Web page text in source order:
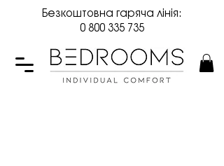
Безкоштовна гаряча лінія:
0 800 335 735